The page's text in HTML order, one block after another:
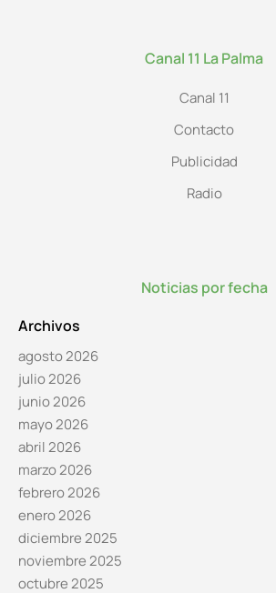
Canal 11 La Palma
Canal 11
Contacto
Publicidad
Radio
Noticias por fecha
Archivos
agosto 2026
julio 2026
junio 2026
mayo 2026
abril 2026
marzo 2026
febrero 2026
enero 2026
diciembre 2025
noviembre 2025
octubre 2025